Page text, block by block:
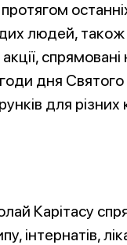
протягом
людей, також
акції,
дня
для
Карітасу
інтернатів,